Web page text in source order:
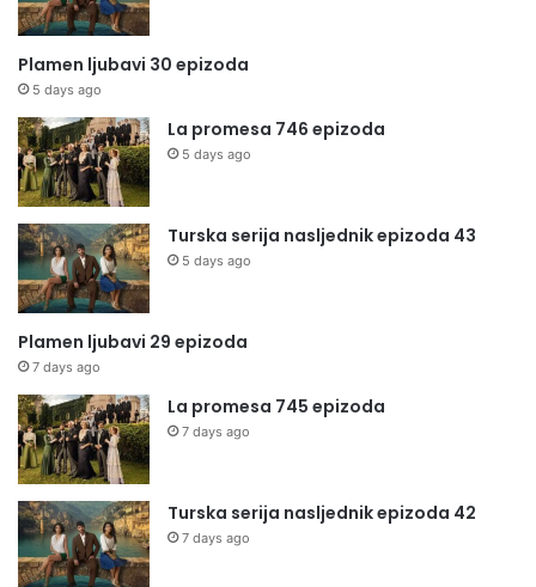
Plamen ljubavi 30 epizoda
5 days ago
La promesa 746 epizoda
5 days ago
Turska serija nasljednik epizoda 43
5 days ago
Plamen ljubavi 29 epizoda
7 days ago
La promesa 745 epizoda
7 days ago
Turska serija nasljednik epizoda 42
7 days ago